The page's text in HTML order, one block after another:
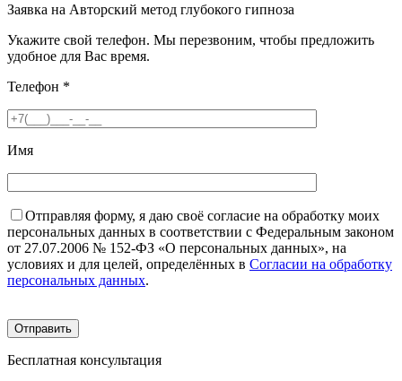
Заявка на Авторский метод глубокого гипноза
Укажите свой телефон. Мы перезвоним, чтобы предложить
удобное для Вас время.
Телефон *
Имя
Отправляя форму, я даю своё согласие на обработку моих
персональных данных в соответствии с Федеральным законом
от 27.07.2006 № 152-ФЗ «О персональных данных», на
условиях и для целей, определённых в Согласии на обработку
персональных данных.
Бесплатная консультация